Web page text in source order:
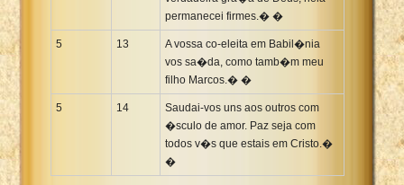
permanecei firmes.� �
5 13
A vossa co-eleita em Babil�nia
vos sa�da, como tamb�m meu
filho Marcos.� �
5 14
Saudai-vos uns aos outros com
�sculo de amor. Paz seja com
todos v�s que estais em Cristo.�
�